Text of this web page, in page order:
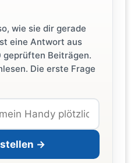
wie sie dir gerade
eine Antwort aus
geprüften Beiträgen.
Die erste Frage
stellen →